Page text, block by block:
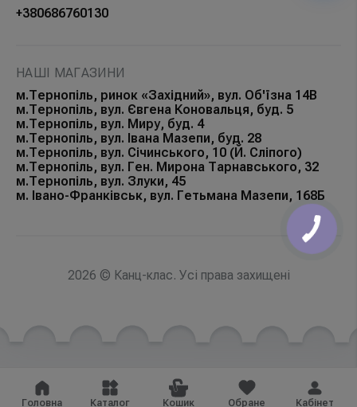
+380686760130
НАШІ МАГАЗИНИ
м.Тернопіль, ринок «Західний», вул. Об'їзна 14В
м.Тернопіль, вул. Євгена Коновальця, буд. 5
м.Тернопіль, вул. Миру, буд. 4
м.Тернопіль, вул. Івана Мазепи, буд. 28
м.Тернопіль, вул. Січинського, 10 (Й. Сліпого)
м.Тернопіль, вул. Ген. Мирона Тарнавського, 32
м.Тернопіль, вул. Злуки, 45
м. Івано-Франківськ, вул. Гетьмана Мазепи, 168Б
2026 © Канц-клас. Усі права захищені
Головна Каталог Кошик Обране Кабінет
КНОПКА
ЗВ'ЯЗКУ